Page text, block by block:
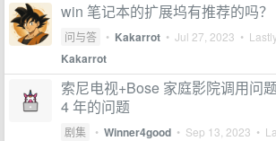
win 笔记本的扩展坞有推荐的吗？
问与答 • Kakarrot • Jul 27, 2023 •
Kakarrot
索尼电视+Bose 家庭影院调用问
4 年的问题
剧集 • Winner4good • Sep 13, 2023 •